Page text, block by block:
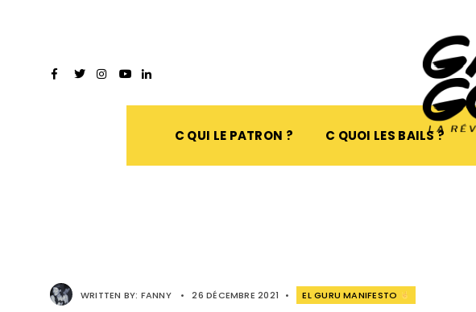
C QUI LE PATRON ? C QUOI LES BAILS ?
WRITTEN BY: FANNY • 26 DÉCEMBRE 2021 • EL GURU MANIFESTO